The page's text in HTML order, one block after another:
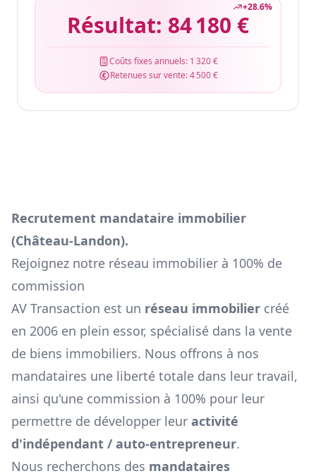
+28.6%
Résultat: 84 180 €
Coûts fixes annuels: 1 320 €
Retenues sur vente:4 500 €
Recrutement mandataire immobilier
(Château-Landon).
Rejoignez notre réseau immobilier à 100% de
commission
AV Transaction est un réseau immobilier créé
en 2006 en plein essor, spécialisé dans la vente
de biens immobiliers. Nous offrons à nos
mandataires une liberté totale dans leur travail,
ainsi qu'une commission à 100% pour leur
permettre de développer leur activité
d'indépendant / auto-entrepreneur.
Nous recherchons des mandataires